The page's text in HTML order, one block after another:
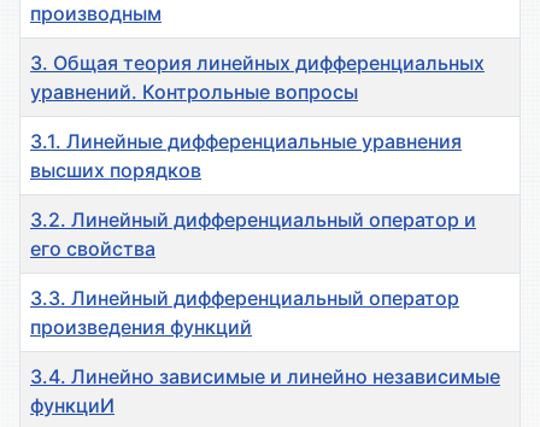
производным
3. Общая теория линейных дифференциальных
уравнений. Контрольные вопросы
3.1. Линейные дифференциальные уравнения
высших порядков
3.2. Линейный дифференциальный оператор и
его свойства
3.3. Линейный дифференциальный оператор
произведения функций
3.4. Линейно зависимые и линейно независимые
функциИ